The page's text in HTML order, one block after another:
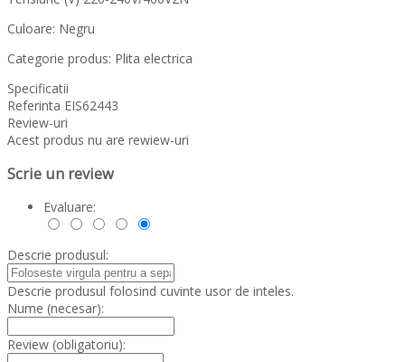
Culoare: Negru
Categorie produs: Plita electrica
Specificatii
Referinta EIS62443
Review-uri
Acest produs nu are rewiew-uri
Scrie un review
Evaluare:
Descrie produsul:
Descrie produsul folosind cuvinte usor de inteles.
Nume (necesar):
Review (obligatoriu):